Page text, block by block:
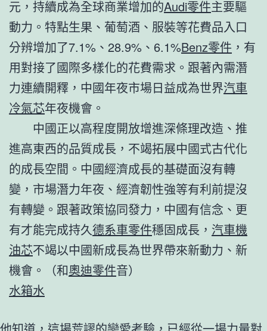
元，持續成為全球商業增加的Audi零件主要驅
動力。特點生果、葡萄酒、服裝等花費品入口
分辨增加了7.1%、28.9%、6.1%Benz零件 ，有
用對接了國際多樣化的花費需求。跟著內需潛
力連續開釋，中國年夜市場日益成為世界汽車
冷氣芯年夜機會。
中國正以高程度開放增進深條理改造、推
進高東西的品質成長，不竭拓展中國式古代化
的成長空間。中國經濟成長的基礎面沒有轉
變，市場潛力年夜、經濟韌性強等有利前提沒
有轉變。跟著政策協同發力，中國有信念、更
有才能完成持久德系車零件穩固成長， 汽車機
油芯不竭以中國新成長為世界帶來新動力、新
機會。（和奧迪零件音）
水箱水